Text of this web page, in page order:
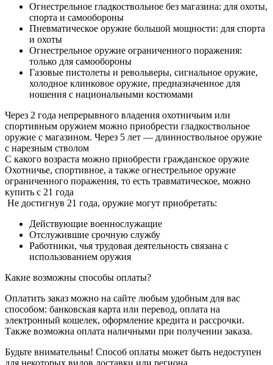
Огнестрельное гладкоствольное без магазина: для охоты,
спорта и самообороны
Пневматическое оружие большой мощности: для спорта
и охоты
Огнестрельное оружие ограниченного поражения:
только для самообороны
Газовые пистолеты и револьверы, сигнальное оружие,
холодное клинковое оружие, предназначенное для
ношения с национальными костюмами
Через 2 года непрерывного владения охотничьим или
спортивным оружием можно приобрести гладкоствольное
оружие с магазином. Через 5 лет — длинноствольное оружие
с нарезным стволом
С какого возраста можно приобрести гражданское оружие
Охотничье, спортивное, а также огнестрельное оружие
ограниченного поражения, то есть травматическое, можно
купить с 21 года
Не достигнув 21 года, оружие могут приобретать:
Действующие военнослужащие
Отслужившие срочную службу
Работники, чья трудовая деятельность связана с
использованием оружия
Какие возможны способы оплаты?
Оплатить заказ можно на сайте любым удобным для вас
способом: банковская карта или перевод, оплата на
электронный кошелек, оформление кредита и рассрочки.
Также возможна оплата наличными при получении заказа.
Будьте внимательны! Способ оплаты может быть недоступен
для некоторых видов доставки или региона.